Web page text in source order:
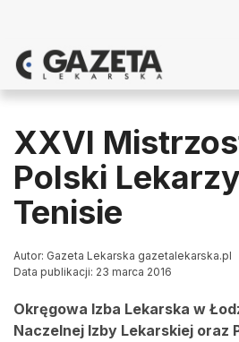
XXVI
Polski
Tenisie
Autor: Gazeta Lekarska gazetalekarska.pl
Data publikacji: 23 marca 2016
Okręgowa Izba Lekarska w
Naczelnej Izby Lekarskiej oraz